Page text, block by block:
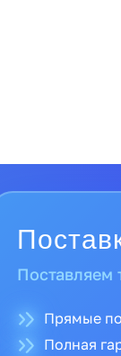
Поставляем
Прямые
Полная